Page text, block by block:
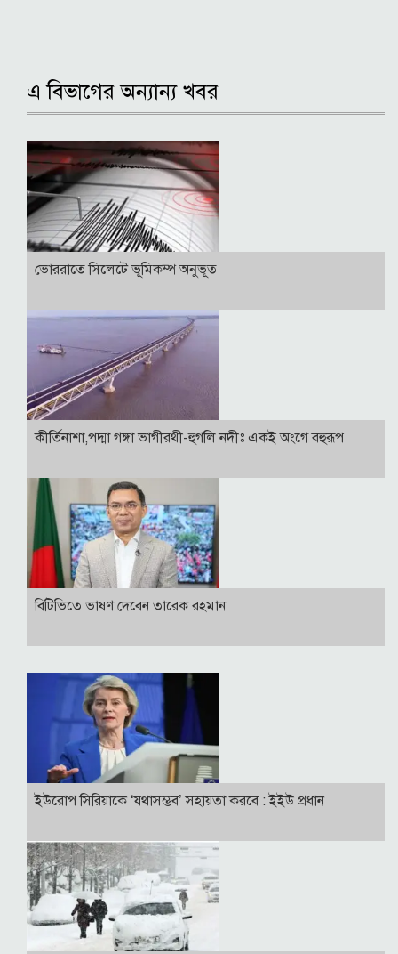
এ বিভাগের অন্যান্য খবর
ভোররাতে সিলেটে ভূমিকম্প অনুভূত
কীর্তিনাশা,পদ্মা গঙ্গা ভাগীরথী-হুগলি নদীঃ একই অংগে বহুরূপ
বি‌টি‌ভিতে ভাষণ দেবেন তারেক রহমান
ইউরোপ সিরিয়াকে ‘যথাসম্ভব’ সহায়তা করবে : ইইউ প্রধান